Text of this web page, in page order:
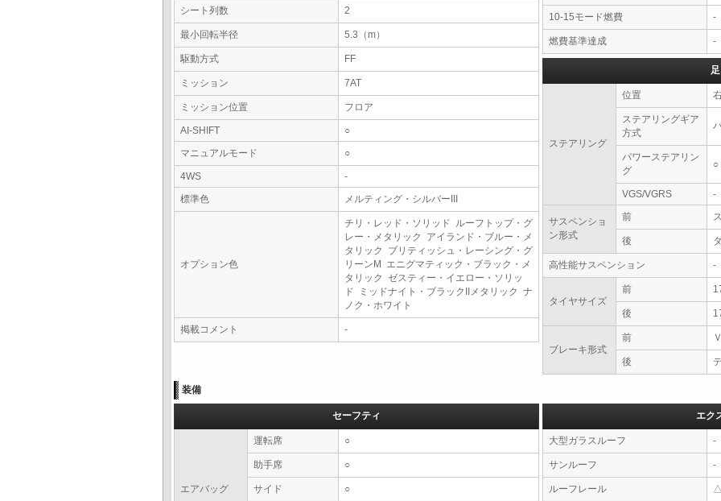
シート列数 2
最小回転半径 5.3（m）
駆動方式 FF
ミッション 7AT
ミッション位置 フロア
AI-SHIFT
○
マニュアルモード
○
4WS
-
標準色
メルティング・シルバーIII
オプション色
チリ・レッド・ソリッド ルーフトップ・グ
レー・メタリック アイランド・ブルー・メ
タリック ブリティッシュ・レーシング・グ
リーンM エニグマティック・ブラック・メ
タリック ゼスティー・イエロー・ソリッ
ド ミッドナイト・ブラックIIメタリック ナ
ノク・ホワイト
掲載コメント -
10-15モード燃費 -
燃費基準達成 -
ステアリング
位置
ステアリングギア
方式
パワーステアリン
グ
○
VGS/VGRS -
サスペンショ
ン形式
前
後
高性能サスペンション -
タイヤサイズ
前
後
ブレーキ形式
前
後
装備
セーフティ
エアバッグ
運転席 ○
助手席 ○
サイド ○
エク
大型ガラスルーフ -
サンルーフ -
ルーフレール